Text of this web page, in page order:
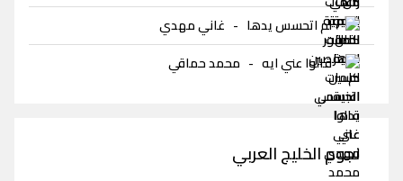
لم اتحسس يدها - غاني مهدي
قالوا عني ايه - محمد حماقي
نجوم الخليج العربي